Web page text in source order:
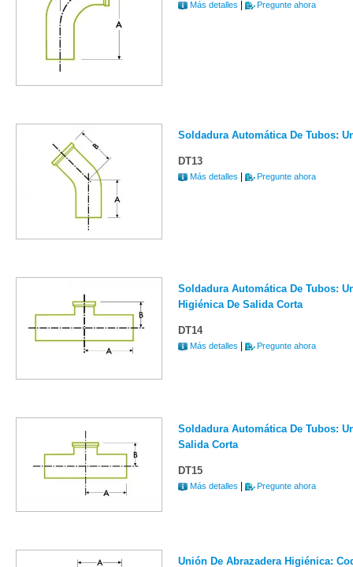
Más detalles | Pregunte ahora
Soldadura Automática De Tubos:
DT13
Más detalles Pregunte ahora
Soldadura Automática De Tubos:
Higiénica De Salida Corta
DT14
Más detalles Pregunte ahora
Soldadura Automática De Tubos:
Salida Corta
DT15
Más detalles Pregunte ahora
Unión De Abrazadera Higiénica: